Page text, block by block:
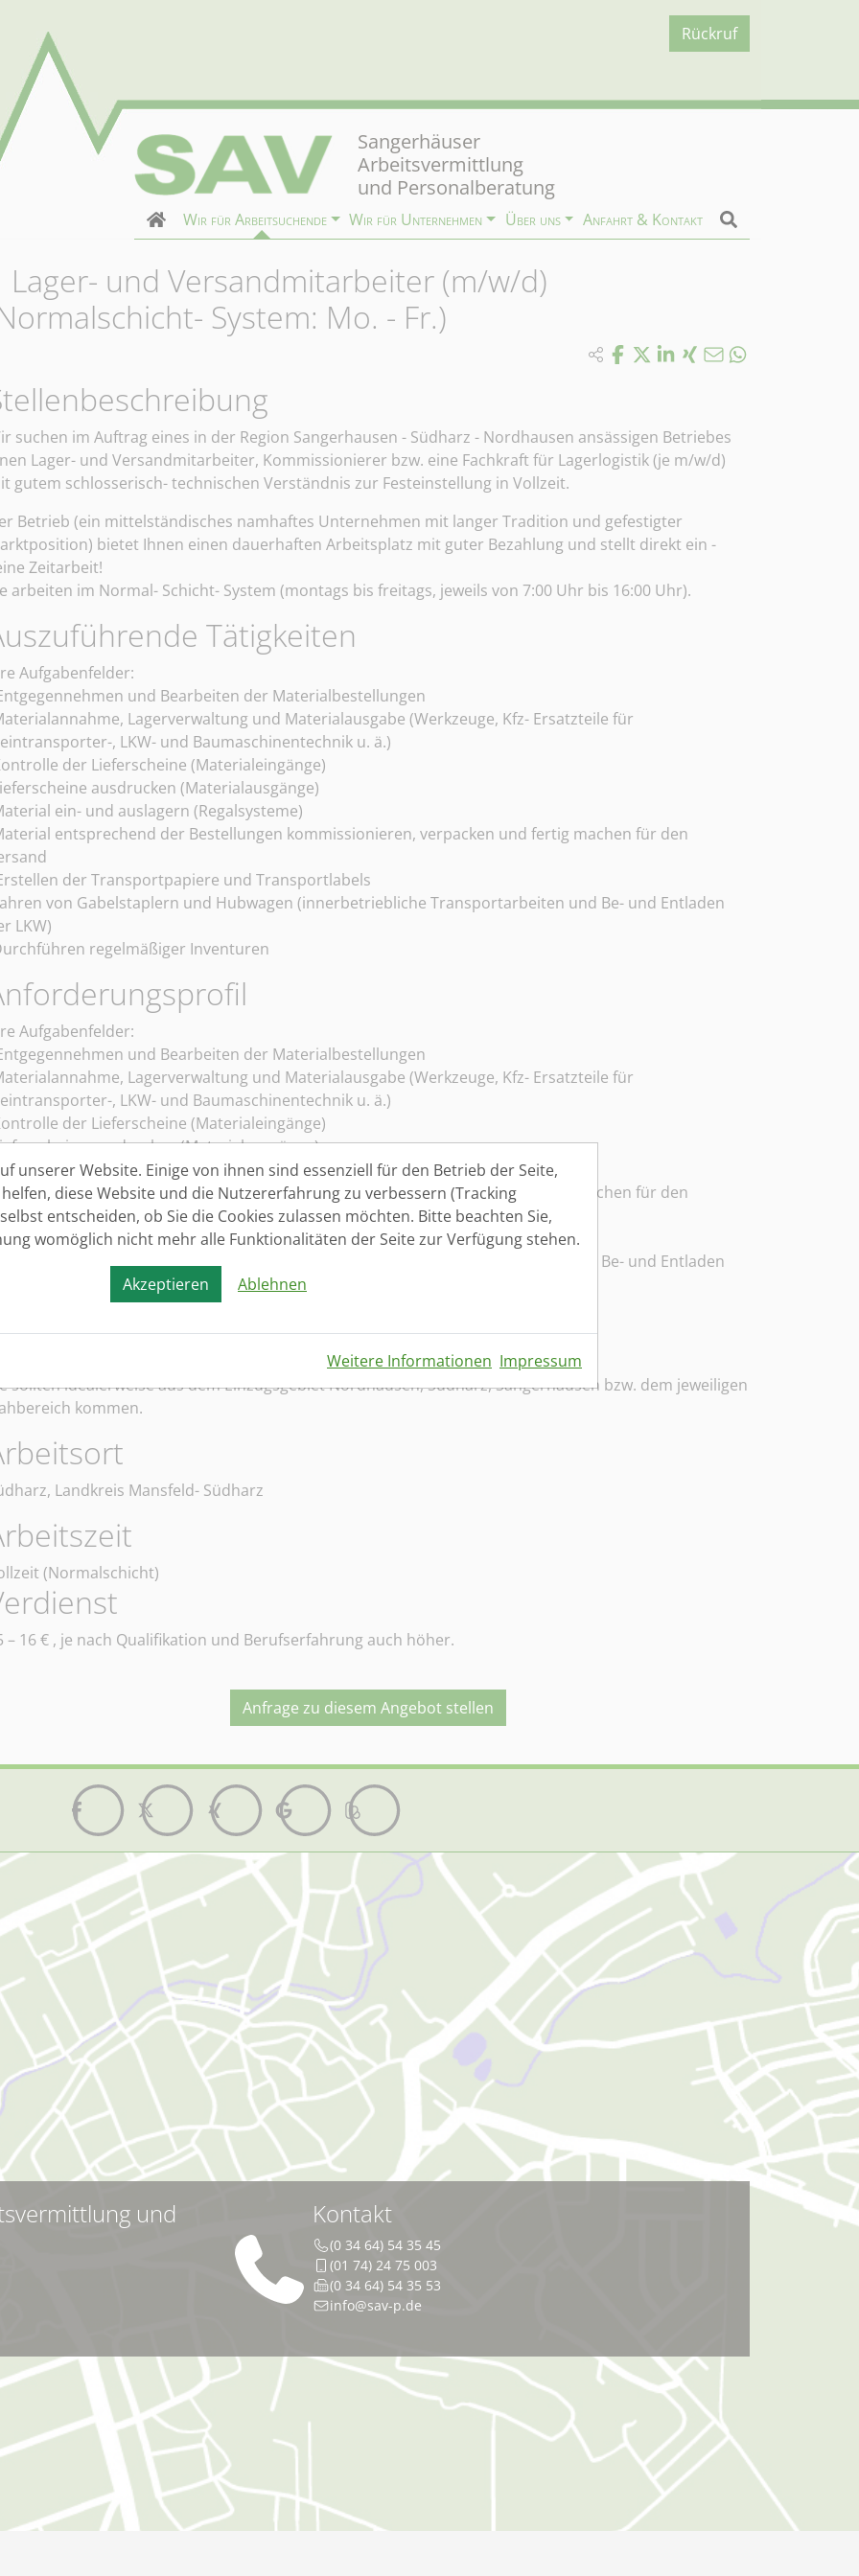
Rückruf
Sangerhäuser
Arbeitsvermittlung
und Personalberatung
Wir für Arbeitsuchende Wir für Unternehmen Über uns Anfahrt & Kontakt
Lager- und Versandmitarbeiter (m/w/d)
System: Mo. - Fr.)
suchen im Auftrag eines in der Region Sangerhausen - Südharz - Nordhausen ansässigen Betriebes
Lager- und Versandmitarbeiter, Kommissionierer bzw. eine Fachkraft für Lagerlogistik (je m/w/d)
gutem schlosserisch- technischen Verständnis zur Festeinstellung in Vollzeit.
Betrieb (ein mittelständisches namhaftes Unternehmen mit langer Tradition und gefestigter
bietet Ihnen einen dauerhaften Arbeitsplatz mit guter Bezahlung und stellt direkt ein -
Zeitarbeit!
arbeiten im Normal- Schicht- System (montags bis freitags, jeweils von 7:00 Uhr bis 16:00 Uhr).
Arbeitsvermittlung und Personalberatung
Tätigkeiten
Aufgabenfelder:
und Bearbeiten der Materialbestellungen
Lagerverwaltung und Materialausgabe (Werkzeuge, Kfz- Ersatzteile für
, LKW- und Baumaschinentechnik u. ä.)
der Lieferscheine (Materialeingänge)
ausdrucken (Materialausgänge)
ein- und auslagern (Regalsysteme)
entsprechend der Bestellungen kommissionieren, verpacken und fertig machen für den
der Transportpapiere und Transportlabels
von Gabelstaplern und Hubwagen (innerbetriebliche Transportarbeiten und Be- und Entladen
LKW)
regelmäßiger Inventuren
Aufgabenfelder:
und Bearbeiten der Materialbestellungen
Lagerverwaltung und Materialausgabe (Werkzeuge, Kfz- Ersatzteile für
, LKW- und Baumaschinentechnik u. ä.)
der Lieferscheine (Materialeingänge)
ausdrucken (Materialausgänge)
ein- und auslagern (Regalsysteme)
entsprechend der Bestellungen kommissionieren, verpacken und fertig machen für den
der Transportpapiere und Transportlabels
von Gabelstaplern und Hubwagen (innerbetriebliche Transportarbeiten und Be- und Entladen
regelmäßiger Inventuren
Einzugsgebiet/e der Bewerber/innen
sollten idealerweise aus dem Einzugsgebiet Nordhausen, Südharz, Sangerhausen bzw. dem jeweiligen
kommen.
Landkreis Mansfeld- Südharz
(Normalschicht)
– 16€ , je nach Qualifikation und Berufserfahrung auch höher.
Anfrage zu diesem Angebot stellen
und
Kontakt
(0 34 64) 54 35 45
(01 74) 24 75 003
(0 34 64) 54 35 53
info@sav-p.de
unserer Website. Einige von ihnen sind essenziell für den Betrieb der Seite,
diese Website und die Nutzererfahrung zu verbessern (Tracking
entscheiden, ob Sie die Cookies zulassen möchten. Bitte beachten Sie,
womöglich nicht mehr alle Funktionalitäten der Seite zur Verfügung stehen.
Akzeptieren Ablehnen
Weitere Informationen Impressum